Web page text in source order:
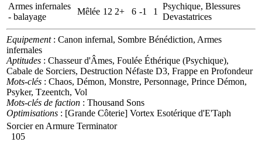
Armes infernales
- balayage
Mêlée 12 2+ 6 -1 1
Psychique, Blessures
Devastatrices
Equipement: Canon infernal, Sombre Bénédiction, Armes
infernales
Aptitudes : Chasseur d'Âmes, Foulée Éthérique (Psychique),
Cabale de Sorciers, Destruction Néfaste D3, Frappe en Profondeur
Mots-clés : Chaos, Démon, Monstre, Personnage, Prince Démon,
Psyker, Tzeentch, Vol
Mots-clés de faction : Thousand Sons
Optimisations : [Grande Côterie] Vortex Esotérique d'E'Taph
Sorcier en Armure Terminator
105